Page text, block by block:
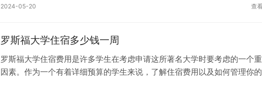
俗，包括探索历史悠久的佛山古城、参观当
定。以下是您应该考虑的一些关键因素： 位置：TMC学院位于新加坡中部
如靠近MRT站或有公交便利的地点。 类型：新加坡提供各种学生宿舍，包
寓、青年旅社和家庭宿舍。每种类型都有其优势和劣势，因此研究它们以
2024-05-20 查
罗斯福大学住宿多少钱一周
罗斯福大学住宿费用是许多学生在考虑申请这所著名大学时要考虑的一个
因素。作为一个有着详细预算的学生来说，了解住宿费用以及如何管理你